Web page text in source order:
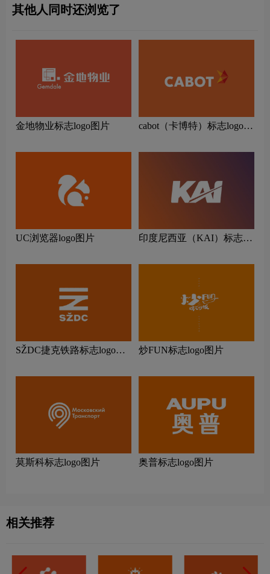
其他人同时还浏览了
金地物业标志logo图片
cabot（卡博特）标志logo图
UC浏览器logo图片
印度尼西亚（KAI）标志
SŽDC捷克铁路标志logo图
炒FUN标志logo图片
莫斯科标志logo图片 奥普标志logo图片
相关推荐